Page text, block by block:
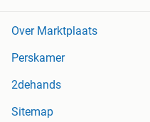
Over Marktplaats
Perskamer
2dehands
Sitemap